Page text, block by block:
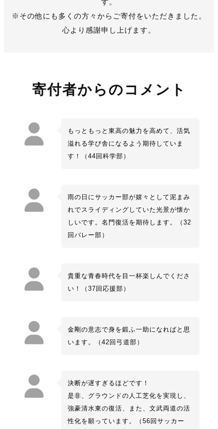
す。
※その他にも多くの方々からご寄付をいただきました。
心より感謝申し上げます。
寄付者からのコメント
もっともっと東高の魅力を高めて、活気
溢れる学び舎になるよう期待していま
す！（44回科学部）
雨の日にサッカー部が嬉々として泥まみ
れでスライディングしていた光景が懐か
しいです。名門復活を期待します。（32
回バレー部）
貴重な青春時代を目一杯楽しんでくださ
い！（37回応援部）
金剛の意志で身を鍛ふ一助になればと思
います。（42回弓道部）
決断が遅すぎるほどです！
是非、グラウンドの人工芝化を実現し、
強豪清水東の復活、また、文武両道の活
性化を願っています。（56回サッカー